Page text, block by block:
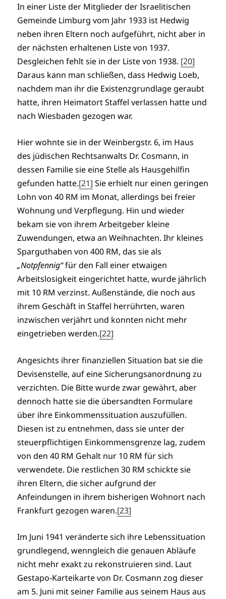
In einer Liste der Mitglieder der Israelitischen
Gemeinde Limburg vom Jahr 1933 ist Hedwig
neben ihren Eltern noch aufgeführt, nicht aber in
der nächsten erhaltenen Liste von 1937.
Desgleichen fehlt sie in der Liste von 1938. [20]
Daraus kann man schließen, dass Hedwig Loeb,
nachdem man ihr die Existenzgrundlage geraubt
hatte, ihren Heimatort Staffel verlassen hatte und
nach Wiesbaden gezogen war.
Hier wohnte sie in der Weinbergstr. 6, im Haus
des jüdischen Rechtsanwalts Dr. Cosmann, in
dessen Familie sie eine Stelle als Hausgehilfin
gefunden hatte.[21] Sie erhielt nur einen geringen
Lohn von 40 RM im Monat, allerdings bei freier
Wohnung und Verpflegung. Hin und wieder
bekam sie von ihrem Arbeitgeber kleine
Zuwendungen, etwa an Weihnachten. Ihr kleines
Sparguthaben von 400 RM, das sie als
„Notpfennig“für den Fall einer etwaigen
Arbeitslosigkeit eingerichtet hatte, wurde jährlich
mit 10 RM verzinst. Außenstände, die noch aus
ihrem Geschäft in Staffel herrührten, waren
inzwischen verjährt und konnten nicht mehr
eingetrieben werden.[22]
Angesichts ihrer finanziellen Situation bat sie die
Devisenstelle, auf eine Sicherungsanordnung zu
verzichten. Die Bitte wurde zwar gewährt, aber
dennoch hatte sie die übersandten Formulare
über ihre Einkommenssituation auszufüllen.
Diesen ist zu entnehmen, dass sie unter der
steuerpflichtigen Einkommensgrenze lag, zudem
von den 40 RM Gehalt nur 10 RM für sich
verwendete. Die restlichen 30 RM schickte sie
ihren Eltern, die sicher aufgrund der
Anfeindungen in ihrem bisherigen Wohnort nach
Frankfurt gezogen waren.[23]
Im Juni 1941 veränderte sich ihre Lebenssituation
grundlegend, wenngleich die genauen Abläufe
nicht mehr exakt zu rekonstruieren sind. Laut
Gestapo-Karteikarte von Dr. Cosmann zog dieser
am 5. Juni mit seiner Familie aus seinem Haus aus